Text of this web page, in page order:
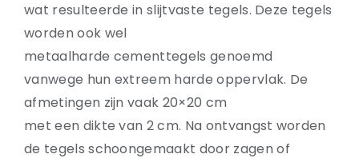
wat resulteerde in slijtvaste tegels. Deze tegels
worden ook wel
metaalharde cementtegels genoemd
vanwege hun extreem harde oppervlak. De
afmetingen zijn vaak 20×20 cm
met een dikte van 2 cm. Na ontvangst worden
de tegels schoongemaakt door zagen of